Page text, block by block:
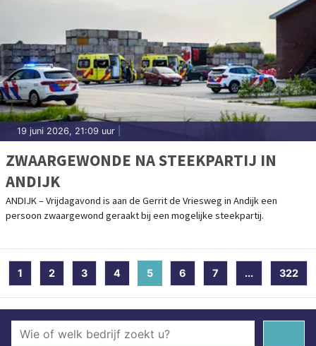
19 juni 2026, 21:09 uur
ZWAARGEWONDE NA STEEKPARTIJ IN
ANDIJK
ANDIJK – Vrijdagavond is aan de Gerrit de Vriesweg in Andijk een
persoon zwaargewond geraakt bij een mogelijke steekpartij.
1 2 3 4 5 (current)
6 7 ... 322